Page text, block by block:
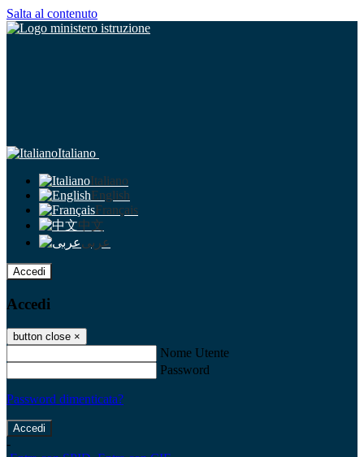
Salta al contenuto
Italiano
Italiano
English
Français
中文
عربى
Accedi
Accedi
button close ×
Nome Utente
Password
Password dimenticata?
-